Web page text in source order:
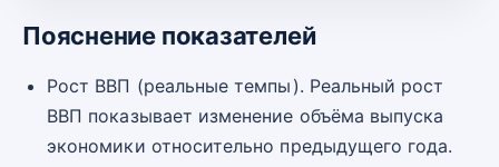
Пояснение показателей
Рост ВВП (реальные темпы). Реальный рост
ВВП показывает изменение объёма выпуска
экономики относительно предыдущего года.